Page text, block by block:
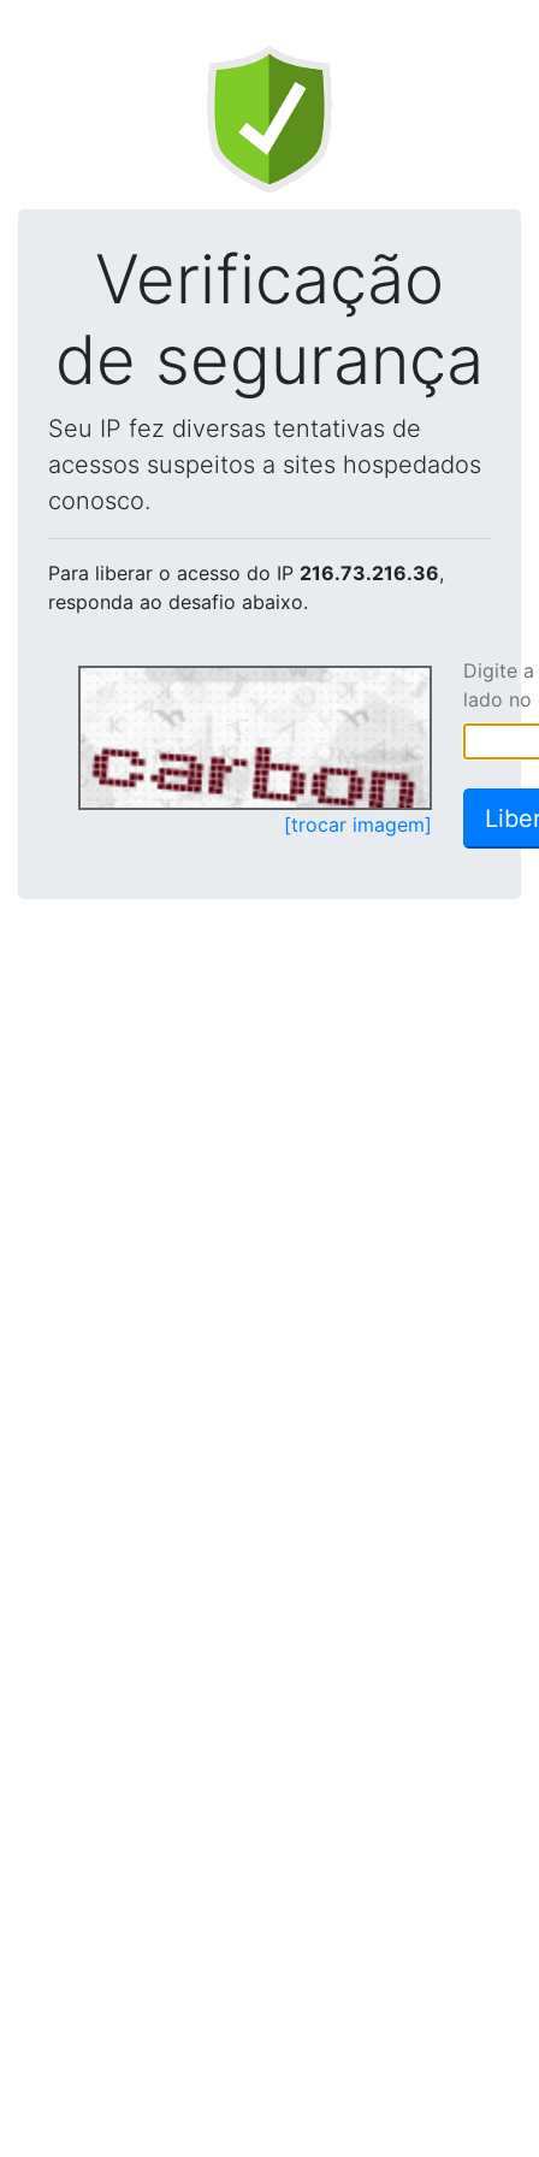
Verificação
de segurança
Seu IP fez diversas tentativas de
acessos suspeitos a sites hospedados
conosco.
Para liberar o acesso do IP 216.73.216.36,
responda ao desafio abaixo.
[trocar imagem]
Digite
lado no